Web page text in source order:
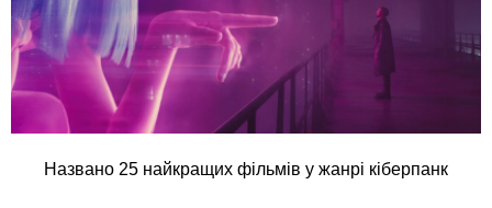
Названо 25 найкращих фільмів у жанрі кіберпанк